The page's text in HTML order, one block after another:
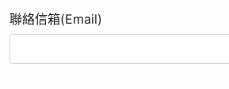
聯絡信箱(Email)